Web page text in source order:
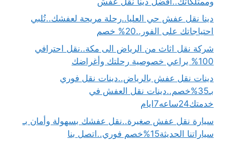
دينا نقل عفش حي العليا..رحلة مريحة لعفشك..تُلبي
احتياجاتك على الفور..20% خصم
شركة نقل اثاث من الرياض الى مكة..نقل احترافي
100% يراعي خصوصية رحلتك وأغراضك
دينات نقل عفش بالرياض..دينات نقل فوري
بـ35%خصم..دينات نقل العفش في
خدمتك24ساعه7ايام
سيارة نقل عفش صغيرة..نقل عفشك بسهولة وأمان بـ
سياراتنا الحديثة15%خصم فوري..اتصل بنا